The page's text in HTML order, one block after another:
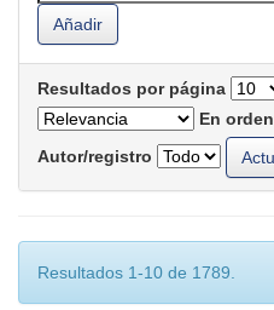
Resultados por página
En orden
Autor/registro
Resultados 1-10 de 1789.